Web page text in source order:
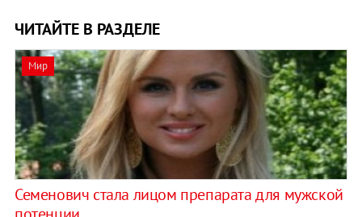
ЧИТАЙТЕ В РАЗДЕЛЕ
Мир
Семенович стала лицом препарата для мужской